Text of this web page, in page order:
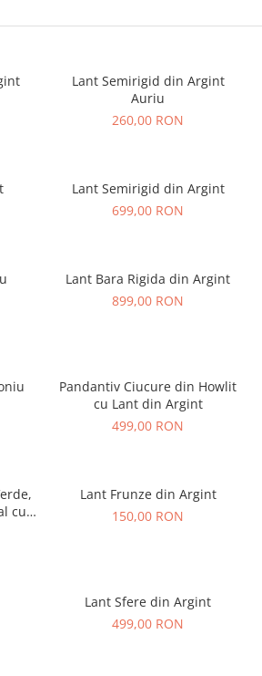
Lant Semirigid din Argint
Auriu
260,00 RON
Lant Semirigid din Argint
699,00 RON
Lant Bara Rigida din Argint
899,00 RON
Pandantiv Ciucure din Howlit
cu Lant din Argint
499,00 RON
cu
Lant Frunze din Argint
150,00 RON
Lant Sfere din Argint
499,00 RON